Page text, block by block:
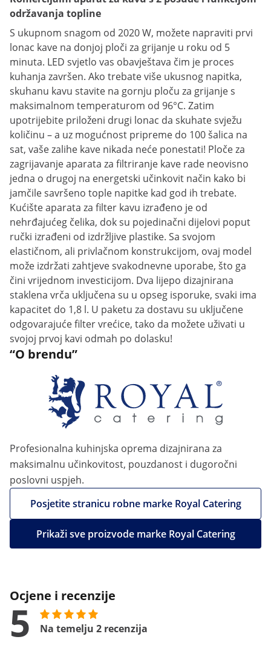
održavanja topline
S ukupnom snagom od 2020 W, možete napraviti prvi
lonac kave na donjoj ploči za grijanje u roku od 5
minuta. LED svjetlo vas obavještava čim je proces
kuhanja završen. Ako trebate više ukusnog napitka,
skuhanu kavu stavite na gornju ploču za grijanje s
maksimalnom temperaturom od 96°C. Zatim
upotrijebite priloženi drugi lonac da skuhate svježu
količinu – a uz mogućnost pripreme do 100 šalica na
sat, vaše zalihe kave nikada neće ponestati! Ploče za
zagrijavanje aparata za filtriranje kave rade neovisno
jedna o drugoj na energetski učinkovit način kako bi
jamčile savršeno tople napitke kad god ih trebate.
Kućište aparata za filter kavu izrađeno je od
nehrđajućeg čelika, dok su pojedinačni dijelovi poput
ručki izrađeni od izdržljive plastike. Sa svojom
elastičnom, ali privlačnom konstrukcijom, ovaj model
može izdržati zahtjeve svakodnevne uporabe, što ga
čini vrijednom investicijom. Dva lijepo dizajnirana
staklena vrča uključena su u opseg isporuke, svaki ima
kapacitet do 1,8 l. U paketu za dostavu su uključene
odgovarajuće filter vrećice, tako da možete uživati u
svojoj prvoj kavi odmah po dolasku!
“O brendu”
Profesionalna kuhinjska oprema dizajnirana za
maksimalnu učinkovitost, pouzdanost i dugoročni
poslovni uspjeh.
Posjetite stranicu robne marke Royal Catering
Prikaži sve proizvode marke Royal Catering
Ocjene i recenzije
5 Na temelju 2 recenzija